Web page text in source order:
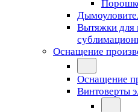
Вытяжки для
Оснащение
Оснащение
Винтоверты